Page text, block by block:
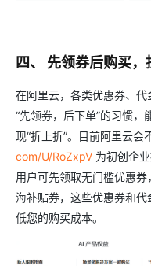
四、 先领券后购买
在阿里云，各类优惠券、代
“先领券，后下单”的习惯
现“折上折”。目前阿里云会
com/U/RoZxpV 为初创企
用户可先领取无门槛优惠
海补贴券，这些优惠券和
低您的购买成本。